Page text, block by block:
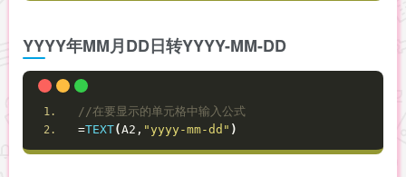
YYYY年MM月DD日转YYYY-MM-DD
//在要显示的单元格中输入公式
=TEXT(A2, "yyyy-mm-dd" )